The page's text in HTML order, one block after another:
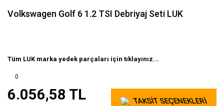
Volkswagen Golf 6 1.2 TSI Debriyaj Seti LUK
Tüm LUK marka yedek parçaları için tıklayınız...
0
6.056,58 TL TAKSİT SEÇENEKLERİ